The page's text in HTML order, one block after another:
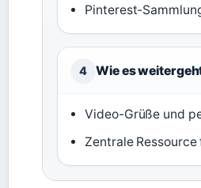
Pinterest-
4 Wie es
Video-Grüße und
Zentrale